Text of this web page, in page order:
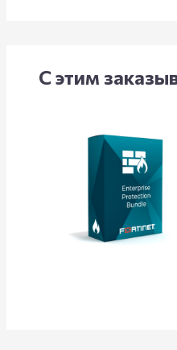
С этим